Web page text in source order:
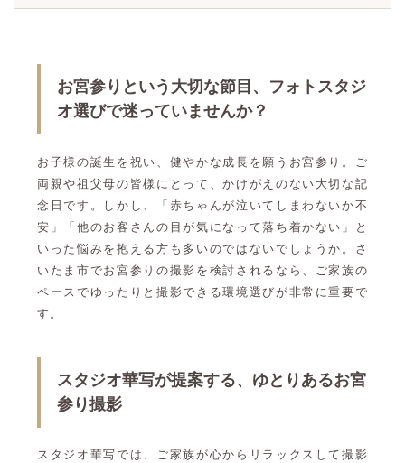
お宮参りという大切な節目、フォトスタジ
オ選びで迷っていませんか？
お子様の誕生を祝い、健やかな成長を願うお宮参り。ご
両親や祖父母の皆様にとって、かけがえのない大切な記
念日です。しかし、「赤ちゃんが泣いてしまわないか不
安」「他のお客さんの目が気になって落ち着かない」と
いった悩みを抱える方も多いのではないでしょうか。さ
いたま市でお宮参りの撮影を検討されるなら、ご家族の
ペースでゆったりと撮影できる環境選びが非常に重要で
す。
スタジオ華写が提案する、ゆとりあるお宮
参り撮影
スタジオ華写では、ご家族が心からリラックスして撮影